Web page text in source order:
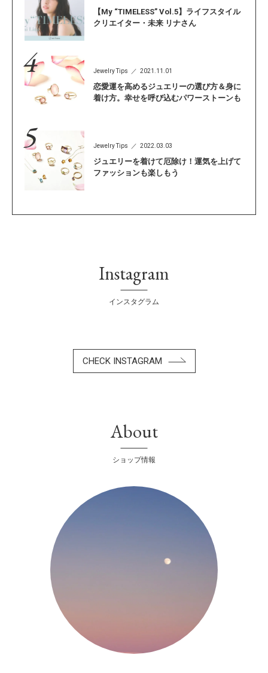
【My “TIMELESS” Vol.5】ライフスタイル
クリエイター・未来 リナさん
Jewelry Tips 2021.11.01
恋愛運を高めるジュエリーの選び方＆身に
着け方。幸せを呼び込むパワーストーンも
Jewelry Tips 2022.03.03
ジュエリーを着けて厄除け！運気を上げて
ファッションも楽しもう
Instagram
インスタグラム
CHECK INSTAGRAM
About
ショップ情報